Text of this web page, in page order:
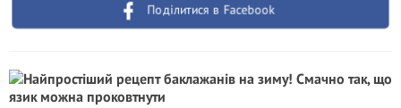
Поділитися в Facebook